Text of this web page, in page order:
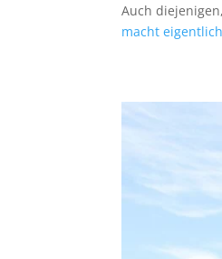
Auch
macht